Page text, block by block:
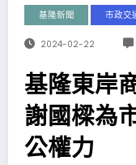
基隆新聞 市政交
2024-02-22
基隆東岸
謝國樑為
公權力